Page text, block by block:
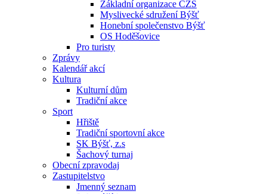
Základní organizace ČZS
Myslivecké sdružení Býšť
Honební společenstvo Býšť
OS Hoděšovice
Pro turisty
Zprávy
Kalendář akcí
Kultura
Kulturní dům
Tradiční akce
Sport
Hřiště
Tradiční sportovní akce
SK Býšť, z.s
Šachový turnaj
Obecní zpravodaj
Zastupitelstvo
Jmenný seznam